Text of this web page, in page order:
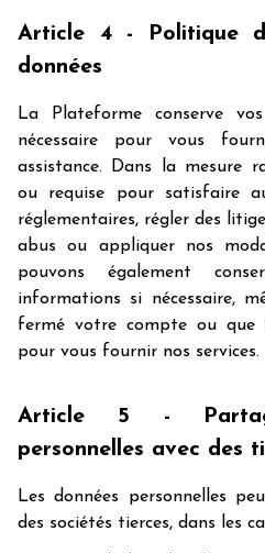
Article 4 - Politique
données
La Plateforme conserve
nécessaire pour vous
assistance. Dans la mesure
ou requise pour satisfaire
réglementaires, régler des
abus ou appliquer nos
pouvons également
informations si nécessaire,
fermé votre compte ou que
pour vous fournir nos services.
Article 5 -
personnelles avec des
Les données personnelles
des sociétés tierces, dans les